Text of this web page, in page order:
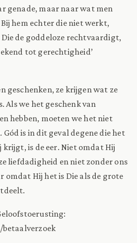
genade, maar naar wat men
hem echter die niet werkt,
de goddeloze rechtvaardigt,
tot gerechtigheid’
geschenken, ze krijgen wat ze
Als we het geschenk van
hebben, moeten we het niet
is in dit geval degene die het
is de eer. Niet omdat Hij
liefdadigheid en niet zonder ons
omdat Hij het is Die als de grote